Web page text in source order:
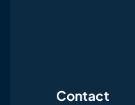
Contact